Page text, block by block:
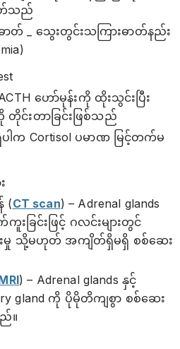
တ်သည်
ာတ် _ သွေးတွင်းသကြားဓာတ်နည်း
ဟော်မုန်းကို ထိုးသွင်းပြီး
တိုင်းတာခြင်းဖြစ်သည်
ါက Cortisol ပမာဏ မြင့်တက်မ
(CT scan) – Adrenal glands
းခြင်းဖြင့် ဂလင်းများတွင်
ားမှု သို့မဟုတ် အကျိတ်ရှိမရှိ စစ်ဆေး
) – Adrenal glands နှင့်
gland ကို ပိုမိုတိကျစွာ စစ်ဆေး
။